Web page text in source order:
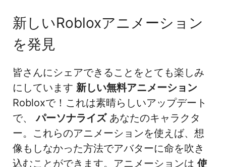
新しいRobloxアニメーション
を発見
皆さんにシェアできることをとても楽しみ
にしています 新しい無料アニメーション
Robloxで！これは素晴らしいアップデート
で、パーソナライズあなたのキャラクタ
ー。これらのアニメーションを使えば、想
像もしなかった方法でアバターに命を吹き
込むことができます。アニメーションは 使